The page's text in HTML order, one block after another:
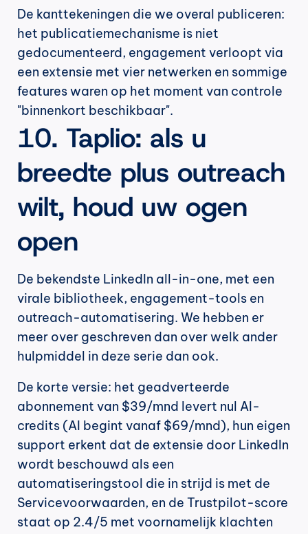
De kanttekeningen die we overal publiceren:
het publicatiemechanisme is niet
gedocumenteerd, engagement verloopt via
een extensie met vier netwerken en sommige
features waren op het moment van controle
"binnenkort beschikbaar".
10. Taplio: als u
breedte plus outreach
wilt, houd uw ogen
open
De bekendste LinkedIn all-in-one, met een
virale bibliotheek, engagement-tools en
outreach-automatisering. We hebben er
meer over geschreven dan over welk ander
hulpmiddel in deze serie dan ook.
De korte versie: het geadverteerde
abonnement van $39/mnd levert nul AI-
credits (AI begint vanaf $69/mnd), hun eigen
support erkent dat de extensie door LinkedIn
wordt beschouwd als een
automatiseringstool die in strijd is met de
Servicevoorwaarden, en de Trustpilot-score
staat op 2.4/5 met voornamelijk klachten